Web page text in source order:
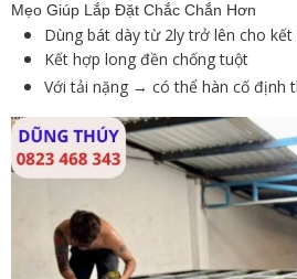
Mẹo Giúp Lắp Đặt Chắc Chắn Hơn
Dùng bát dày từ 2ly trở lên cho
Kết hợp long đền chống tuột
Với tải nặng → có thể hàn cố định